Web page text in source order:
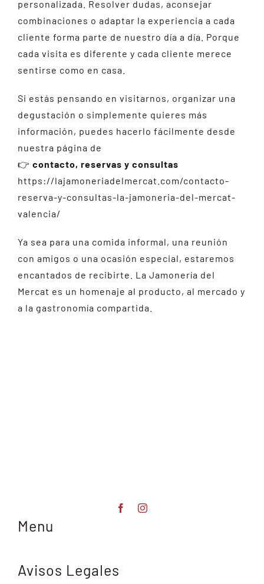
personalizada. Resolver dudas, aconsejar
combinaciones o adaptar la experiencia a cada
cliente forma parte de nuestro día a día. Porque
cada visita es diferente y cada cliente merece
sentirse como en casa.
Si estás pensando en visitarnos, organizar una
degustación o simplemente quieres más
información, puedes hacerlo fácilmente desde
nuestra página de
👉 contacto, reservas y consultas
https://lajamoneriadelmercat.com/contacto-
reserva-y-consultas-la-jamoneria-del-mercat-
valencia/
Ya sea para una comida informal, una reunión
con amigos o una ocasión especial, estaremos
encantados de recibirte. La Jamonería del
Mercat es un homenaje al producto, al mercado y
a la gastronomía compartida.
Menu
Avisos Legales